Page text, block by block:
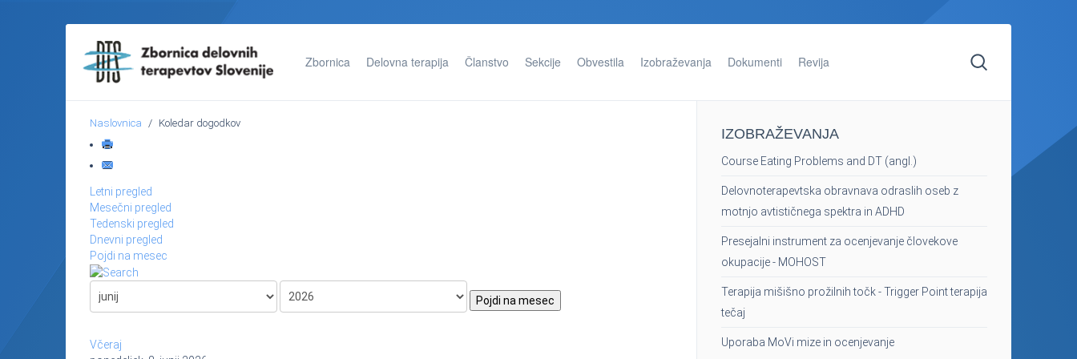
Zbornica Delovna terapija Članstvo Sekcije Obvestila Izobraževanja Dokumenti Revija
Naslovnica Koledar dogodkov
Letni pregled
Mesečni pregled
Tedenski pregled
Dnevni pregled
Pojdi na mesec
Pojdi na mesec
Včeraj
IZOBRAŽEVANJA
Course Eating Problems and DT (angl.)
Delovnoterapevtska obravnava odraslih oseb z
motnjo avtističnega spektra in ADHD
Presejalni instrument za ocenjevanje človekove
okupacije - MOHOST
Terapija mišišno prožilnih točk - Trigger Point terapija
tečaj
Uporaba MoVi mize in ocenjevanje